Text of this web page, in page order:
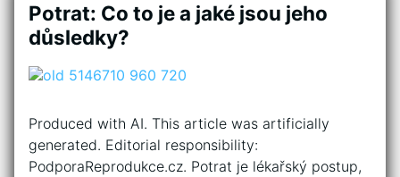
Potrat: Co to je a jaké jsou jeho
důsledky?
Produced with AI. This article was artificially
generated. Editorial responsibility:
PodporaReprodukce.cz. Potrat je lékařský postup,